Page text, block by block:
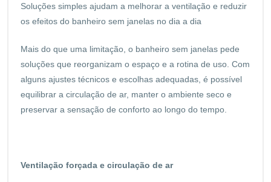
Soluções simples ajudam a melhorar a ventilação e reduzir
os efeitos do banheiro sem janelas no dia a dia
Mais do que uma limitação, o banheiro sem janelas pede
soluções que reorganizam o espaço e a rotina de uso. Com
alguns ajustes técnicos e escolhas adequadas, é possível
equilibrar a circulação de ar, manter o ambiente seco e
preservar a sensação de conforto ao longo do tempo.
Ventilação forçada e circulação de ar